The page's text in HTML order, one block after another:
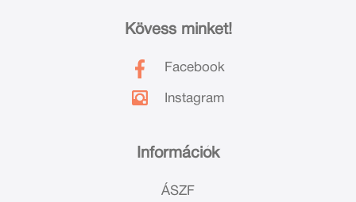
Információk
ÁSZF
Kövess minket!
Facebook
Instagram